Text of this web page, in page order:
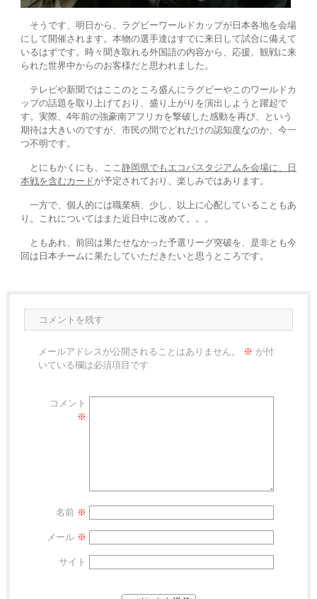
そうです、明日から、ラグビーワールドカップが日本各地を会場
にして開催されます。本物の選手達はすでに来日して試合に備えて
いるはずです。時々聞き取れる外国語の内容から、応援、観戦に来
られた世界中からのお客様だと思われました。
テレビや新聞ではここのところ盛んにラグビーやこのワールドカ
ップの話題を取り上げており、盛り上がりを演出しようと躍起で
す。実際、4年前の強豪南アフリカを撃破した感動を再び、という
期待は大きいのですが、市民の間でどれだけの認知度なのか、今一
つ不明です。
とにもかくにも、ここ 静岡県でもエコパスタジアムを会場に、日
本戦を含むカードが予定されており、楽しみではあります。
一方で、個人的には職業柄、少し、以上に心配していることもあ
り。これについてはまた近日中に改めて。。。
ともあれ、前回は果たせなかった予選リーグ突破を、是非とも今
回は日本チームに果たしていただきたいと思うところです。
コメントを残す
メールアドレスが公開されることはありません。 ※ が付
いている欄は必須項目です
コメント
※
名前 ※
メール ※
サイト